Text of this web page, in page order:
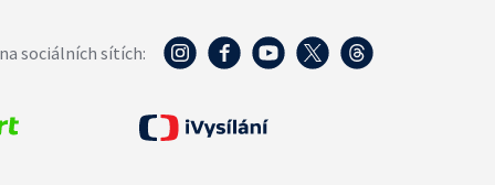
sociálních sítích: